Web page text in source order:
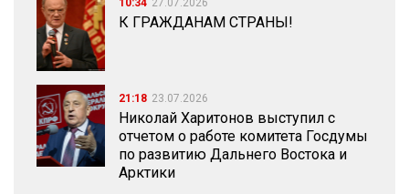
10:34 27.07.2026
К ГРАЖДАНАМ СТРАНЫ!
21:18 23.07.2026
Николай Харитонов выступил с
отчетом о работе комитета Госдумы
по развитию Дальнего Востока и
Арктики